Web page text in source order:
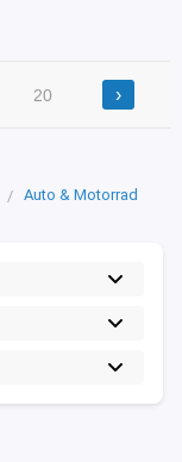
20 ›
Auto & Motorrad